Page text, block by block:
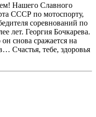
Нашего Славного
СССР по мотоспорту,
соревнований по
лет. Георгия Бочкарева.
снова сражается на
Счастья, тебе, здоровья